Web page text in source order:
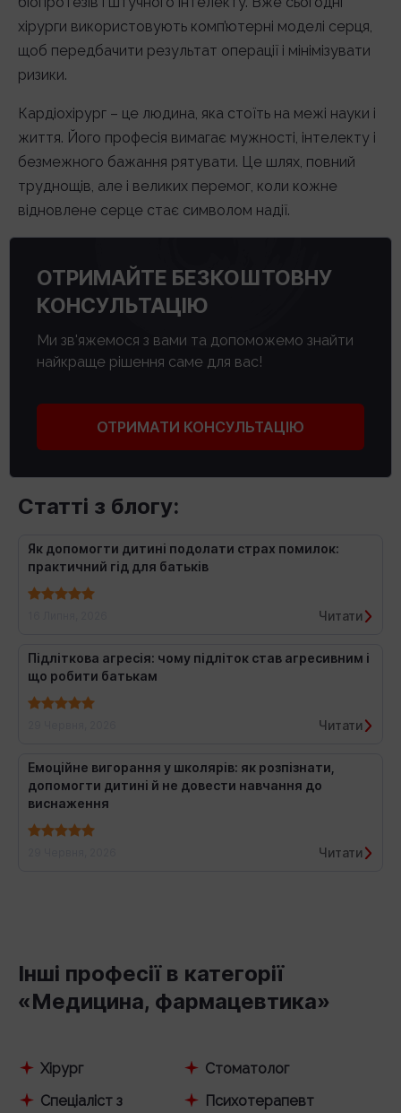
хірурги використовують комп’ютерні моделі серця,
щоб передбачити результат операції і мінімізувати
ризики.
Кардіохірург – це людина, яка стоїть на межі науки і
життя. Його професія вимагає мужності, інтелекту і
безмежного бажання рятувати. Це шлях, повний
труднощів, але і великих перемог, коли кожне
відновлене серце стає символом надії.
ОТРИМАЙТЕ БЕЗКОШТОВНУ
КОНСУЛЬТАЦІЮ
Ми зв'яжемося з вами та допоможемо знайти
найкраще рішення саме для вас!
ОТРИМАТИ КОНСУЛЬТАЦІЮ
Статті з блогу:
Як допомогти дитині подолати страх помилок:
практичний гід для батьків
Читати
Підліткова агресія: чому підліток став агресивним і
що робити батькам
Читати
Емоційне вигорання у школярів: як розпізнати,
допомогти дитині й не довести навчання до
виснаження
Читати
Інші професії в категорії
«Медицина, фармацевтика»
Хірург
Стоматолог
Спеціаліст з
Психотерапевт